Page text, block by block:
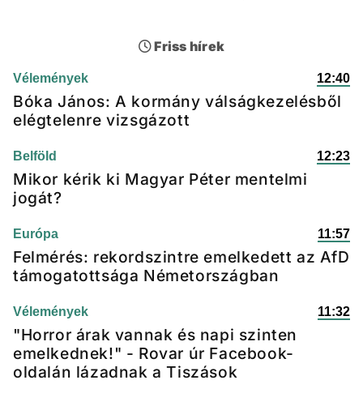
Friss hírek
Vélemények 12:40
Bóka János: A kormány válságkezelésből
elégtelenre vizsgázott
Belföld 12:23
Mikor kérik ki Magyar Péter mentelmi
jogát?
Európa 11:57
Felmérés: rekordszintre emelkedett az AfD
támogatottsága Németországban
Vélemények 11:32
"Horror árak vannak és napi szinten
emelkednek!" - Rovar úr Facebook-
oldalán lázadnak a Tiszások